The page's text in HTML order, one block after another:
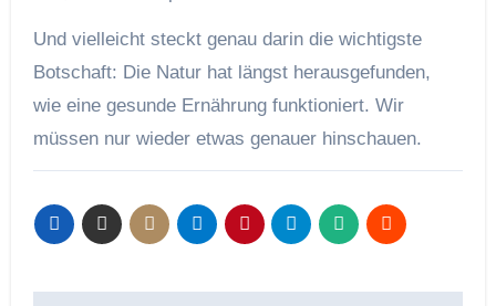
Und vielleicht steckt genau darin die wichtigste
Botschaft: Die Natur hat längst herausgefunden,
wie eine gesunde Ernährung funktioniert. Wir
müssen nur wieder etwas genauer hinschauen.